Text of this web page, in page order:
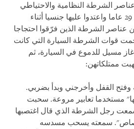
الشرطة النظامية والاحتياطي
المركزي ناشطة عمرها 29 عاما واعتدوا عليها جنسيا أثناء
عناصر الشرطة الذين فرّقوا احتجاجا
قوات الشرطة السيارة التي كانت
مسيل للدموع في السيارة، ثم
ممتلكاتهن:
القفل وأخرجني وبدأ بضربي.
مستخدما تعابير مروعة. سحبت
رجل الشرطة الذي قال اغتصبها
سمعته يسحب مسدسه